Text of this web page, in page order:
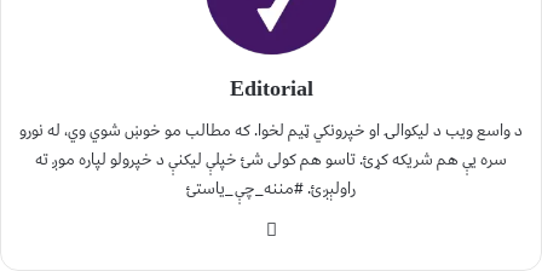
Editorial
د واسع ویب د لیکوالۍ او خپرونکي ټیم لخوا. که مطالب مو خوښ شوي وي، له نورو
سره یې هم شریکه کړئ. تاسو هم کولی شئ خپلې لیکنې د خپرولو لپاره موږ ته
راولېږئ. #مننه_چې_یاستئ